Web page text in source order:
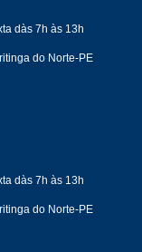
dàs 7h às 13h
do Norte-PE
dàs 7h às 13h
do Norte-PE